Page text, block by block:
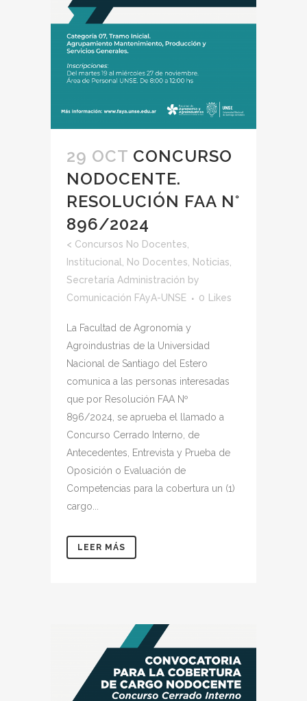
29 OCT CONCURSO
NODOCENTE.
RESOLUCIÓN FAA N°
896/2024
< Concursos No Docentes
Institucional
No Docentes Noticias
Secretaría Administración by
Comunicación FAyA-UNSE
0 Likes
La Facultad de Agronomía y
Agroindustrias de la Universidad
Nacional de Santiago del Estero
comunica a las personas interesadas
que por Resolución FAA Nº
896/2024, se aprueba el llamado a
Concurso Cerrado Interno, de
Antecedentes, Entrevista y Prueba de
Oposición o Evaluación de
Competencias para la cobertura un (1)
cargo...
LEER MÁS